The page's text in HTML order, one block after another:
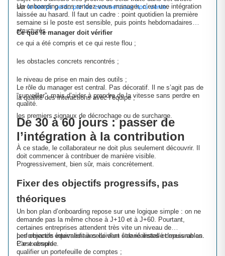
surle temps perdu par les commerciaux hors vente.
Un onboarding sans rendez-vous manager, c’est une intégration
laissée au hasard. Il faut un cadre : point quotidien la première
semaine si le poste est sensible, puis points hebdomadaires
structurés.
Ce que le manager doit vérifier
ce qui a été compris et ce qui reste flou ;
les obstacles concrets rencontrés ;
le niveau de prise en main des outils ;
la qualité des interactions avec l’équipe ;
les premiers signaux de décrochage ou de surcharge.
Le rôle du manager est central. Pas décoratif. Il ne s’agit pas de
“surveiller”, mais d’aider à prendre de la vitesse sans perdre en
qualité.
De 30 à 60 jours : passer de
l’intégration à la contribution
À ce stade, le collaborateur ne doit plus seulement découvrir. Il
doit commencer à contribuer de manière visible.
Progressivement, bien sûr, mais concrètement.
Fixer des objectifs progressifs, pas
théoriques
Un bon plan d’onboarding repose sur une logique simple : on ne
demande pas la même chose à J+10 et à J+60. Pourtant,
certaines entreprises attendent très vite un niveau de
performance équivalent à celui d’un salarié installé depuis un an.
C’est absurde.
Les objectifs intermédiaires doivent être réalistes et mesurables.
Par exemple :
qualifier un portefeuille de comptes ;